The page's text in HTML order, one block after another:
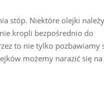
stóp. Niektóre olejki należy
kropli bezpośrednio do
to nie tylko pozbawiamy
możemy narazić się na